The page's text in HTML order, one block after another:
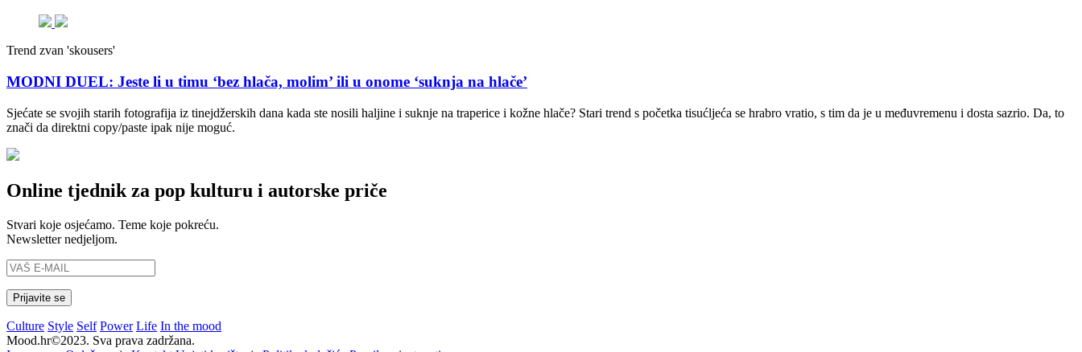
Trend zvan 'skousers'
MODNI DUEL: Jeste li u timu ‘bez hlača, molim’ ili u onome ‘suknja na hlače’
Sjećate se svojih starih fotografija iz tinejdžerskih dana kada ste nosili haljine i suknje na traperice i kožne hlače? Stari trend s početka tisućljeća se hrabro vratio, s tim da je u međuvremenu i dosta sazrio. Da, to
znači da direktni copy/paste ipak nije moguć.
Online tjednik za pop kulturu i autorske priče
Stvari koje osjećamo. Teme koje pokreću.
Newsletter nedjeljom.
Culture Style Self Power Life In the mood
Mood.hr©2023. Sva prava zadržana.